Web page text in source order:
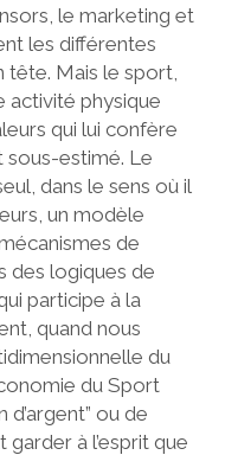
le marketing et
les différentes
Mais le sport,
activité physique
qui lui confère
sous-estimé. Le
dans le sens où il
un modèle
de
des logiques de
participe à la
quand nous
du
du Sport
d’argent” ou de
garder à l’esprit que